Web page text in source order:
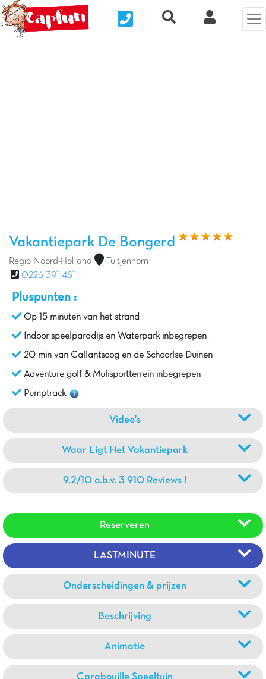
Nous contacterRecherche rapide
Mijn Clix
Vakantiepark De Bongerd
Regio Noord-Holland
Tuitjenhorn
0226 391 481
Pluspunten :
Op 15 minuten van het strand
Indoor speelparadijs en Waterpark inbegrepen
20 min van Callantsoog en de Schoorlse Duinen
Adventure golf & Mulisportterrein inbegrepen
Pumptrack
Video's
Waar Ligt Het Vakantiepark
9.2/10 o.b.v. 3 910 Reviews !
Reserveren
LASTMINUTE
Onderscheidingen & prijzen
Beschrijving
Animatie
Carabouille Speeltuin